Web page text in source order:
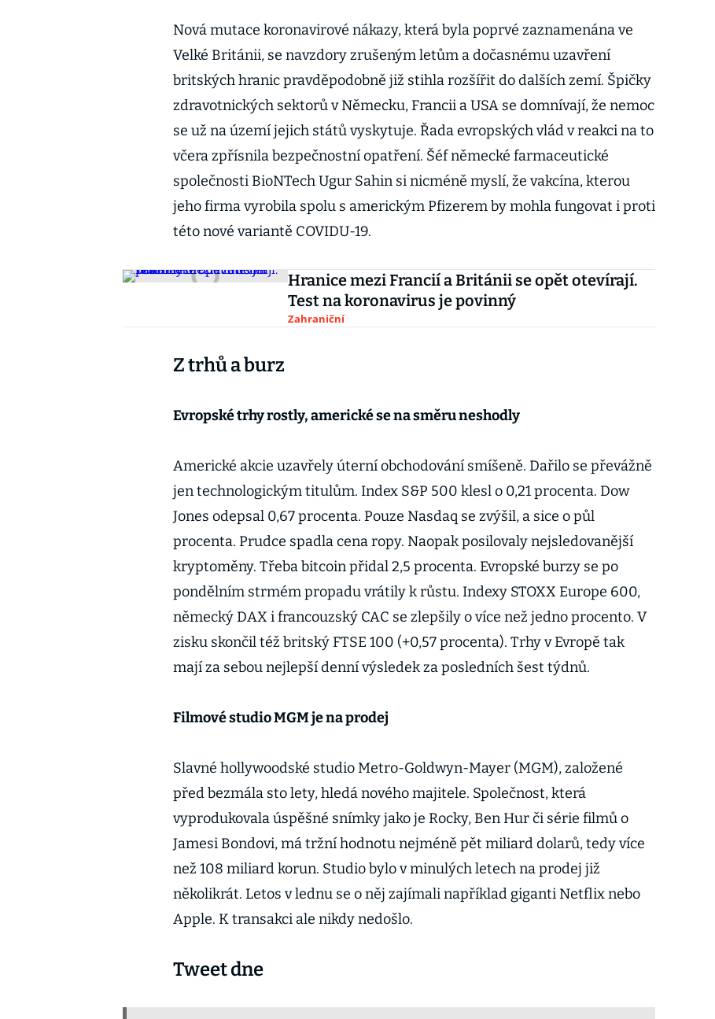
Nová mutace koronavirové nákazy, která byla poprvé zaznamenána ve
Velké Británii, se navzdory zrušeným letům a dočasnému uzavření
britských hranic pravděpodobně již stihla rozšířit do dalších zemí. Špičky
zdravotnických sektorů v Německu, Francii a USA se domnívají, že nemoc
se už na území jejich států vyskytuje. Řada evropských vlád v reakci na to
včera zpřísnila bezpečnostní opatření. Šéf německé farmaceutické
společnosti BioNTech Ugur Sahin si nicméně myslí, že vakcína, kterou
jeho firma vyrobila spolu s americkým Pfizerem by mohla fungovat i proti
této nové variantě COVIDU-19.
Hranice mezi Francií a Británii se opět otevírají.
Test na koronavirus je povinný
Zahraniční
Z trhů a burz
Evropské trhy rostly, americké se na směru neshodly
Americké akcie uzavřely úterní obchodování smíšeně. Dařilo se převážně
jen technologickým titulům. Index S&P 500 klesl o 0,21 procenta. Dow
Jones odepsal 0,67 procenta. Pouze Nasdaq se zvýšil, a sice o půl
procenta. Prudce spadla cena ropy. Naopak posilovaly nejsledovanější
kryptoměny. Třeba bitcoin přidal 2,5 procenta. Evropské burzy se po
pondělním strmém propadu vrátily k růstu. Indexy STOXX Europe 600,
německý DAX i francouzský CAC se zlepšily o více než jedno procento. V
zisku skončil též britský FTSE 100 (+0,57 procenta). Trhy v Evropě tak
mají za sebou nejlepší denní výsledek za posledních šest týdnů.
Filmové studio MGM je na prodej
Slavné hollywoodské studio Metro-Goldwyn-Mayer (MGM), založené
před bezmála sto lety, hledá nového majitele. Společnost, která
vyprodukovala úspěšné snímky jako je Rocky, Ben Hur či série filmů o
Jamesi Bondovi, má tržní hodnotu nejméně pět miliard dolarů, tedy více
než 108 miliard korun. Studio bylo v minulých letech na prodej již
několikrát. Letos v lednu se o něj zajímali například giganti Netflix nebo
Apple. K transakci ale nikdy nedošlo.
Tweet dne